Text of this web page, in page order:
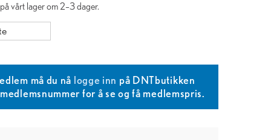
vårt lager om 2–3 dager.
må du nå logge inn på DNTbutikken
for å se og få medlemspris.